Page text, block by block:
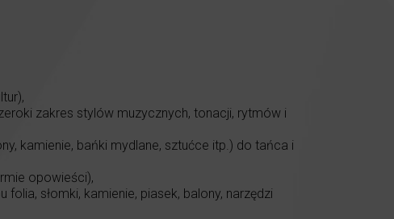
zakres stylów muzycznych, tonacji, rytmów i
kamienie, bańki mydlane, sztućce itp.) do tańca i
opowieści),
słomki, kamienie, piasek, balony, narzędzi